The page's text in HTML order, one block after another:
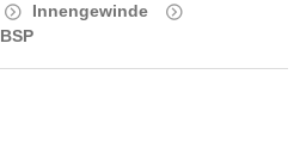
Innengewinde
BSP